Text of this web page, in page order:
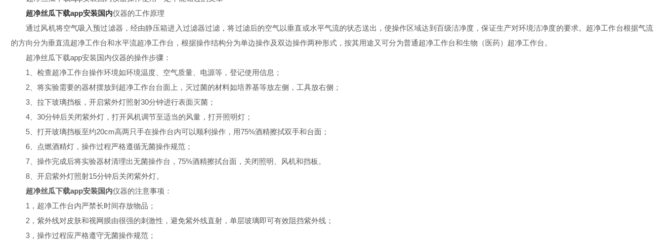
超净丝瓜下载app安装国内仪器的工作原理
通过风机将空气吸入预过滤器，经由静压箱进入过滤器过滤，将过滤后的空气以垂直或水平气流的状态送出，使操作区域达到百级洁净度，保证生产对环境洁净度的要求。超净工作台根据气流
的方向分为垂直流超净工作台和水平流超净工作台，根据操作结构分为单边操作及双边操作两种形式，按其用途又可分为普通超净工作台和生物（医药）超净工作台。
超净丝瓜下载app安装国内仪器的操作步骤：
1、检查超净工作台操作环境如环境温度、空气质量、电源等，登记使用信息；
2、将实验需要的器材摆放到超净工作台台面上，灭过菌的材料如培养基等放左侧，工具放右侧；
3、拉下玻璃挡板，开启紫外灯照射30分钟进行表面灭菌；
4、30分钟后关闭紫外灯，打开风机调节至适当的风量，打开照明灯；
5、打开玻璃挡板至约20cm高两只手在操作台内可以顺利操作，用75%酒精擦拭双手和台面；
6、点燃酒精灯，操作过程严格遵循无菌操作规范；
7、操作完成后将实验器材清理出无菌操作台，75%酒精擦拭台面，关闭照明、风机和挡板。
8、开启紫外灯照射15分钟后关闭紫外灯。
超净丝瓜下载app安装国内仪器的注意事项：
1，超净工作台内严禁长时间存放物品；
2，紫外线对皮肤和视网膜由很强的刺激性，避免紫外线直射，单层玻璃即可有效阻挡紫外线；
3，操作过程应严格遵守无菌操作规范；